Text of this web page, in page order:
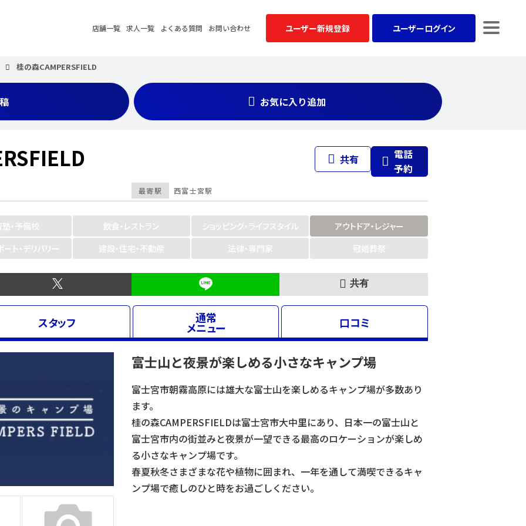
店舗一覧 求人一覧 よくある質問 お問い合わせ ユーザー新規登録 ユーザーログイン
桂の森CAMPERSFIELD
お気に入り追加
共有
電話
予約
最寄駅 西富士宮駅
・予備校 飲食・レストラン ショッピング・ライフスタイル
アウトドア・レジャー
ト・デリバリー
建設・住宅・不動産 法律・専門家 冠婚葬祭
共有
スタッフ 通常
メニュー 口コミ
富士山と夜景が楽しめる小さなキャンプ場
富士宮市朝霧高原には雄大な富士山を楽しめるキャンプ場が多数あり
ます。
桂の森CAMPERSFIELDは富士宮市大中里にあり、日本一の富士山と
富士宮市内の街並みと夜景が一望できる最高のロケーションが楽しめ
る小さなキャンプ場です。
春夏秋冬さまざまな花や植物に囲まれ、一年を通して満喫できるキャ
ンプ場で癒しのひと時をお過ごしください。